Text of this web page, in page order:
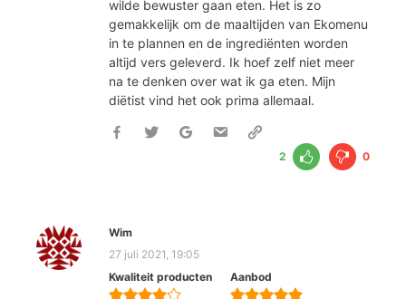
wilde bewuster gaan eten. Het is zo
gemakkelijk om de maaltijden van Ekomenu
in te plannen en de ingrediënten worden
altijd vers geleverd. Ik hoef zelf niet meer
na te denken over wat ik ga eten. Mijn
diëtist vind het ook prima allemaal.
2 0
Wim
27 juli 2021, 19:05
Kwaliteit producten
Aanbod